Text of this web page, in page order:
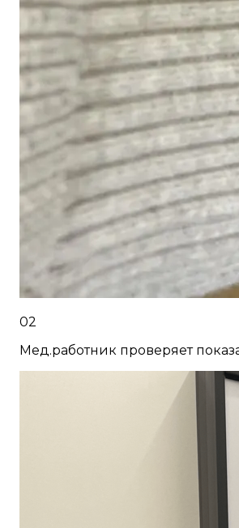
02
Мед.работник проверяет